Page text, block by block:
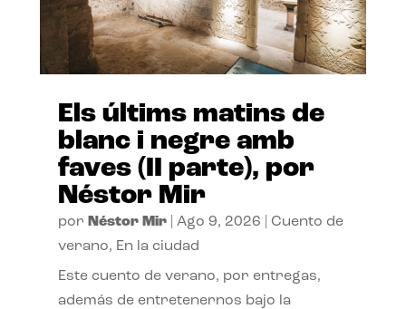
Els últims matins de
blanc i negre amb
faves (II parte), por
Néstor Mir
por Néstor Mir| Ago 9, 2026
Cuento de
verano, En la ciudad
Este cuento de verano, por entregas,
además de entretenernos bajo la